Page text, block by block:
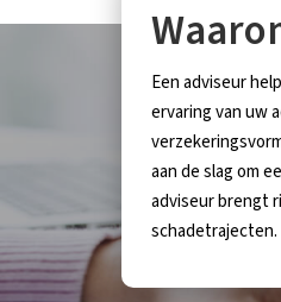
Een adviseur
ervaring van uw
aan de slag om
adviseur brengt